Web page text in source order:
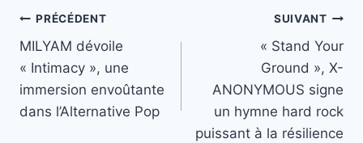
Navigation
de
l’article
PRÉCÉDENT
MILYAM dévoile
« Intimacy », une
immersion envoûtante
dans l’Alternative Pop
SUIVANT
« Stand Your
Ground », X-
ANONYMOUS signe
un hymne hard rock
puissant à la résilience